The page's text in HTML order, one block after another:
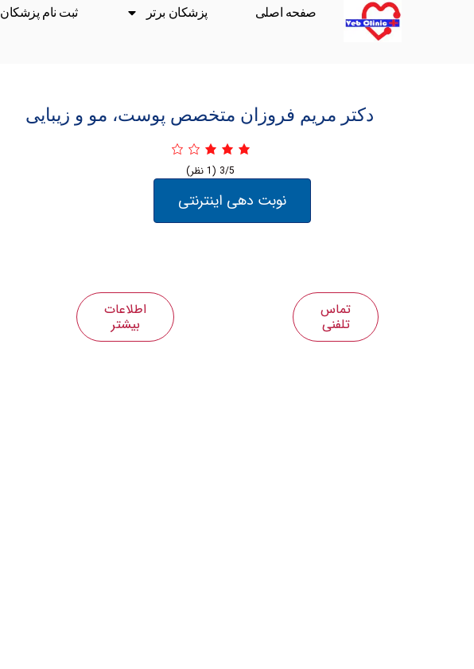
صفحه اصلی پزشکان برتر ثبت نام پزشکان
دکتر مریم فروزان متخصص پوست، مو و زیبایی
3/5 (1 نظر)
نوبت دهی اینترنتی
تماس
تلفنی
اطلاعات
بیشتر